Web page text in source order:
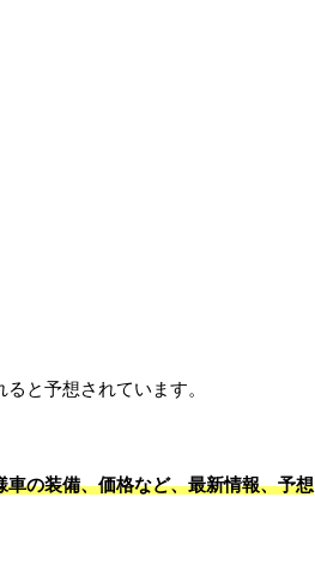
と予想されています。
の装備、価格など、最新情報、予想